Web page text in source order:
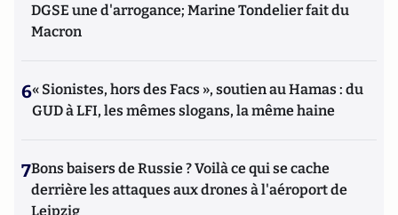
DGSE une d'arrogance; Marine Tondelier fait du
Macron
6« Sionistes, hors des Facs », soutien au Hamas : du
GUD à LFI, les mêmes slogans, la même haine
7Bons baisers de Russie ? Voilà ce qui se cache
derrière les attaques aux drones à l'aéroport de
Leipzig